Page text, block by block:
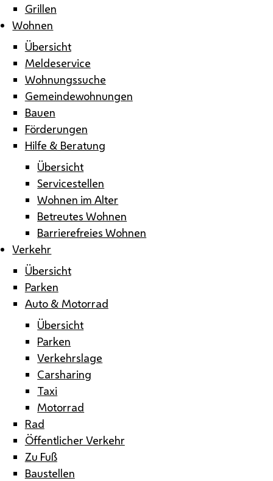
Grillen
Wohnen
Übersicht
Meldeservice
Wohnungssuche
Gemeindewohnungen
Bauen
Förderungen
Hilfe & Beratung
Übersicht
Servicestellen
Wohnen im Alter
Betreutes Wohnen
Barrierefreies Wohnen
Verkehr
Übersicht
Parken
Auto & Motorrad
Übersicht
Parken
Verkehrslage
Carsharing
Taxi
Motorrad
Rad
Öffentlicher Verkehr
Zu Fuß
Baustellen